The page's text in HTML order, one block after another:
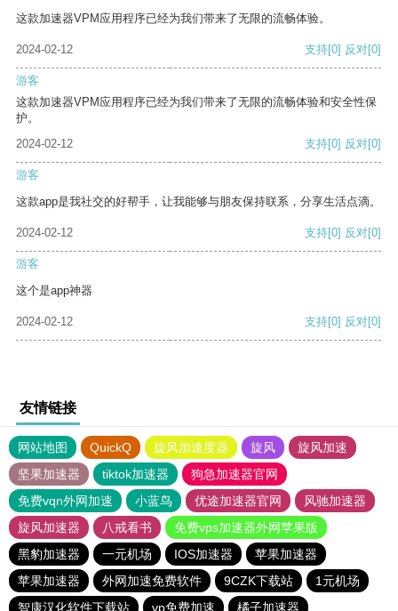
这款加速器VPM应用程序已经为我们带来了无限的流畅体验。
2024-02-12 支持[0] 反对[0]
游客
这款加速器VPM应用程序已经为我们带来了无限的流畅体验和安全性保
护。
2024-02-12
支持[0] 反对[0]
游客
这款app是我社交的好帮手，让我能够与朋友保持联系，分享生活点滴。
2024-02-12 支持[0] 反对[0]
游客
这个是app神器
2024-02-12 支持[0] 反对[0]
友情链接
网站地图 QuickQ 旋风加速度器 旋风
旋风加速
坚果加速器
tiktok加速器
狗急加速器官网
免费vqn外网加速
小蓝鸟 优途加速器官网
风驰加速器
旋风加速器
八戒看书
免费vps加速器外网苹果版
黑豹加速器
一元机场 IOS加速器
苹果加速器
苹果加速器
外网加速免费软件 9CZK下载站
1元机场
智康汉化软件下载站
vp免费加速 橘子加速器